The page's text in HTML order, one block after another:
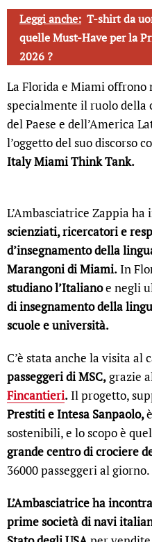
Leggi anche: T-shirt da
quelle Must-Have per la
2026 ?
La Florida e Miami
specialmente il ruolo della
del Paese e dell’America
l’oggetto del suo discorso
Italy Miami Think Tank.
L’Ambasciatrice Zappia
scienziati, ricercatori e
d’insegnamento della
Marangoni di Miami.In
studiano l’Italianoe negli
di insegnamento della
scuole e università.
C’è stata anche la visita al
passeggeri di MSC,grazie
Fincantieri.Il progetto,
Prestiti e Intesa Sanpaolo,
sostenibili, e lo scopo è
grande centro di crociere
36000 passeggeri al giorno.
L’Ambasciatrice ha
prime società di navi